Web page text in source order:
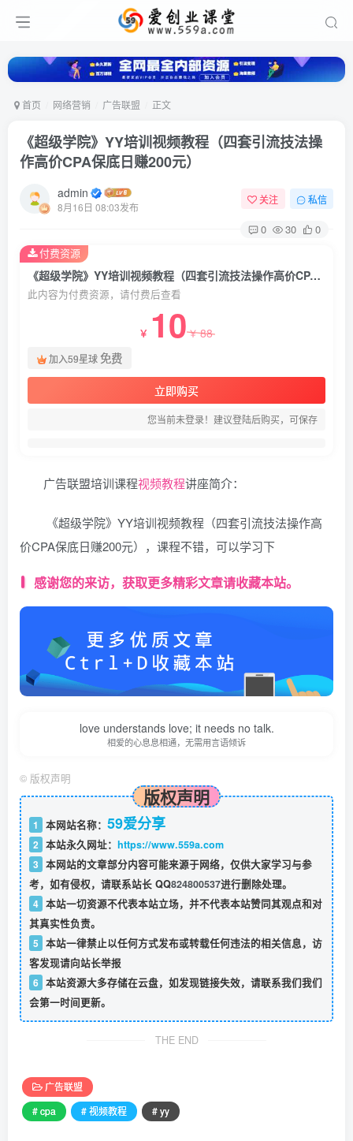
首页 网络营销 广告联盟 正文
《超级学院》YY培训视频教程（四套引流技法操
作高价CPA保底日赚200元）
admin
8月16日 08:03发布
关注 私信
0 30 0
《超级学院》YY培训视频教程（四套引流技法操作高价CPA保底日赚200元）
此内容为付费资源，请付费后查看
￥ 10￥88
加入59星球免费
立即购买
您当前未登录！建议登陆后购买，可保存
付费资源
广告联盟培训课程视频教程讲座简介：
《超级学院》YY培训视频教程（四套引流技法操作高
价CPA保底日赚200元），课程不错，可以学习下
感谢您的来访，获取更多精彩文章请收藏本站。
love understands love; it needs no talk.
相爱的心息息相通，无需用言语倾诉
© 版权声明
版权声明
1 本网站名称： 59爱分享
2 本站永久网址： https://www.559a.com
3 本网站的文章部分内容可能来源于网络，仅供大家学习与参
考，如有侵权，请联系站长 QQ824800537进行删除处理。
4 本站一切资源不代表本站立场，并不代表本站赞同其观点和对
其真实性负责。
5 本站一律禁止以任何方式发布或转载任何违法的相关信息，访
客发现请向站长举报
6 本站资源大多存储在云盘，如发现链接失效，请联系我们我们
会第一时间更新。
THE END
广告联盟
# cpa
# 视频教程 # yy